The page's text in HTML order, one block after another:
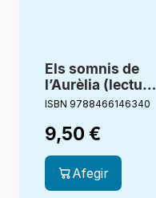
Els somnis de
l’Aurèlia (lectura
facil)
ISBN 9788466146340
9,50 €
Afegir